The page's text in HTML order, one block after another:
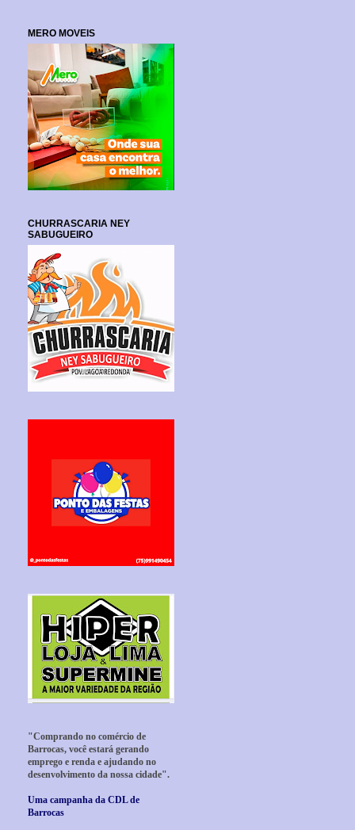
MERO MOVEIS
CHURRASCARIA NEY
SABUGUEIRO
"Comprando no comércio de
Barrocas, você estará gerando
emprego e renda e ajudando no
desenvolvimento da nossa cidade".
Uma campanha da CDL de
Barrocas